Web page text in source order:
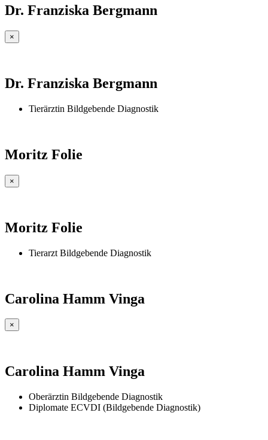
Dr. Franziska Bergmann
×
Dr. Franziska Bergmann
Tierärztin Bildgebende Diagnostik
Moritz Folie
×
Moritz Folie
Tierarzt Bildgebende Diagnostik
Carolina Hamm Vinga
×
Carolina Hamm Vinga
Oberärztin Bildgebende Diagnostik
Diplomate ECVDI (Bildgebende Diagnostik)